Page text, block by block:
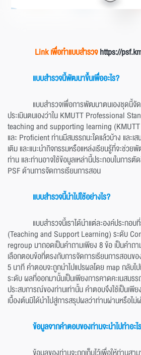
Link เพื่อทำแบบสำรวจhttps://
แบบสำรวจนี้พัฒนาขึ้นเพื่ออะไร?
แบบสำรวจเพื่อการพัฒนาตนเองชุดนี้จั
ประเมินตนเองว่าใน KMUTT Professional
teaching and supporting learning
และ Proficient ท่านมีสมรรถนะใดแล้วบ้าง และเ
เติม และแนะนำกิจกรรมหรือแหล่งเรียนรู้ที่จะช่ว
ท่าน และท่านอาจใช้ข้อมูลเหล่านี้ประกอบในการ
PSF ด้านการจัดการเรียนการสอน
แบบสำรวจนี้นำไปใช้อย่างไร?
แบบสำรวจนี้เราได้นำแต่ละองค์ประกอบ
(Teaching and Support Learning) ระดับ
regroup มาถอดเป็นคำถามเพียง 8 ข้อ เป็นคำถ
เลือกตอบข้อที่ตรงกับการจัดการเรียนการสอนข
5 นาที คำตอบจะถูกนำไปแปรผลโดย map กลับไ
ระดับ ผลที่ออกมานั้นเป็นเพียงการคาดคะเนสมร
ประสบการณ์ของท่านเท่านั้น คำตอบจึงใช้เป็นเพี
เบื้องต้นมิได้นำไปสู่การสรุปผลว่าท่านผ่านหรือไม่
ข้อมูลจากคำตอบของท่านจะนำไปทำอะไร